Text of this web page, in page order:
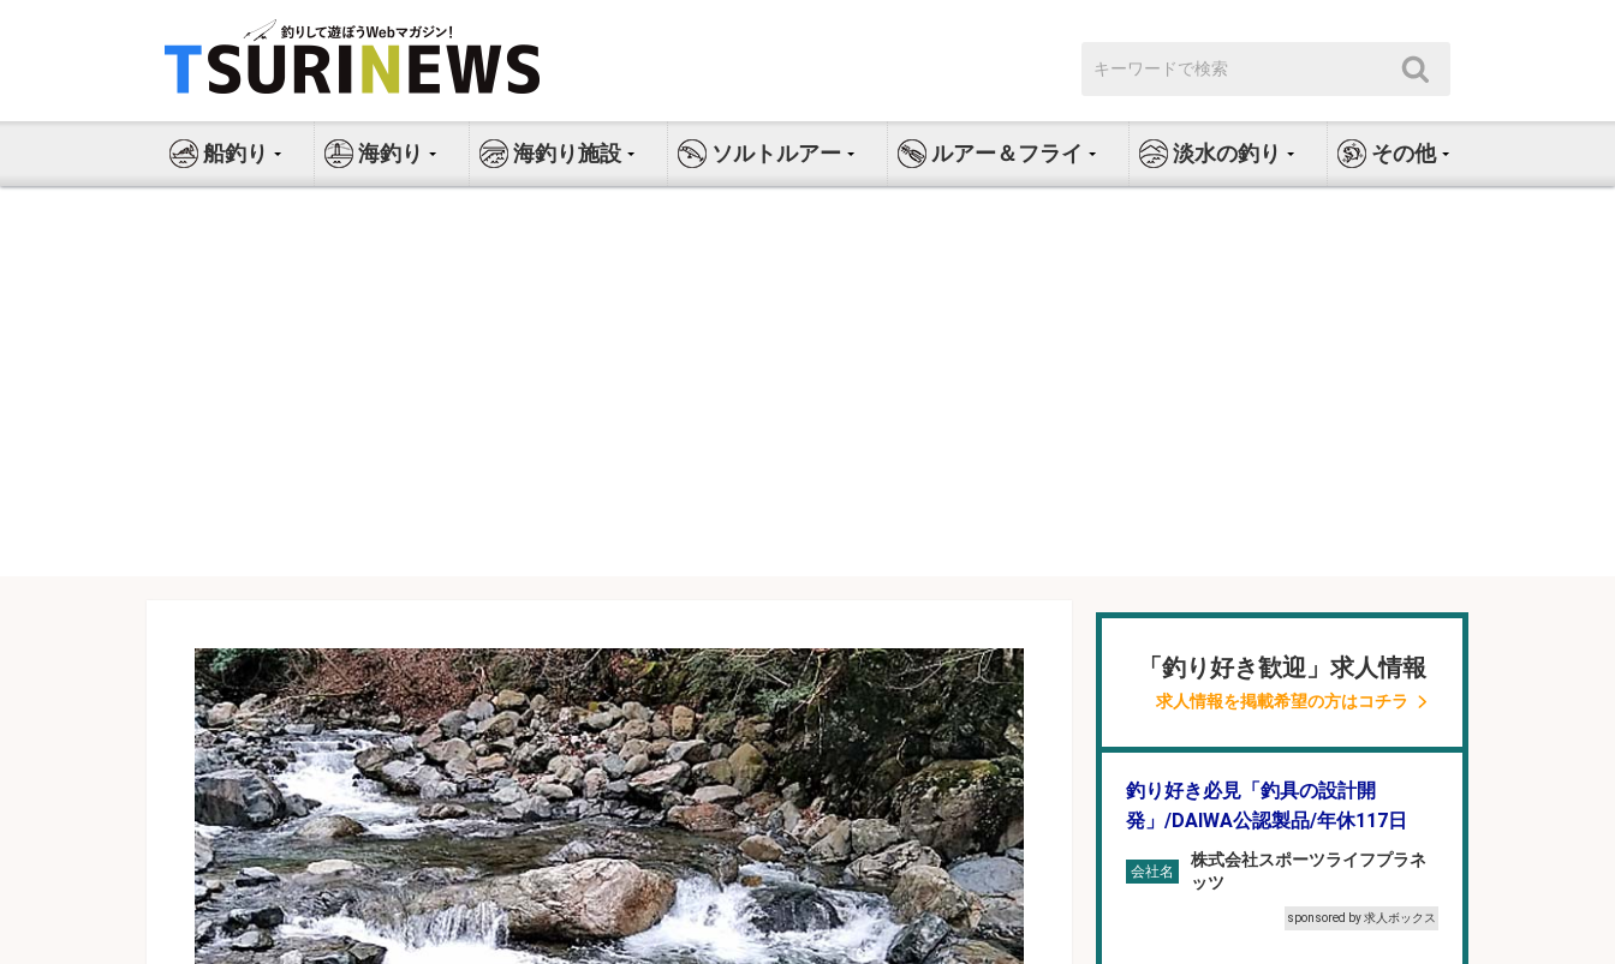
ス
索:
船釣り 海釣り 海釣り施設 ソルトルアー ルアー＆フライ 淡水の釣り その他
「釣り好き歓迎」求人情報
求人情報を掲載希望の方はコチラ
釣り好き必見「釣具の設計開
発」/DAIWA公認製品/年休117日
会社名
株式会社スポーツライフプラネ
ッツ
sponsored by 求人ボックス